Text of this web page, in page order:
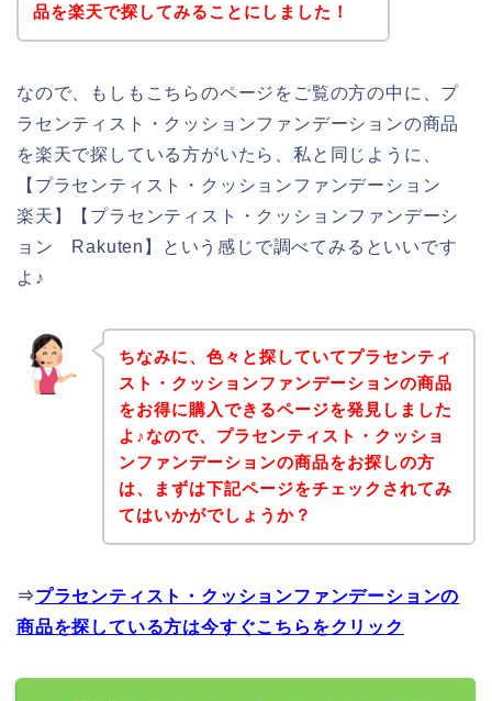
品を楽天で探してみることにしました！
なので、もしもこちらのページをご覧の方の中に、プ
ラセンティスト・クッションファンデーションの商品
を楽天で探している方がいたら、私と同じように、
【プラセンティスト・クッションファンデーション
楽天】【プラセンティスト・クッションファンデーシ
ョン Rakuten】という感じで調べてみるといいです
よ♪
ちなみに、色々と探していてプラセンティ
スト・クッションファンデーションの商品
をお得に購入できるページを発見しました
よ♪なので、プラセンティスト・クッショ
ンファンデーションの商品をお探しの方
は、まずは下記ページをチェックされてみ
てはいかがでしょうか？
⇒プラセンティスト・クッションファンデーションの
商品を探している方は今すぐこちらをクリック